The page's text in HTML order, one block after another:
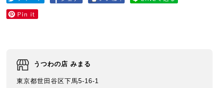
うつわの店 みまる
東京都世田谷区下馬5-16-1